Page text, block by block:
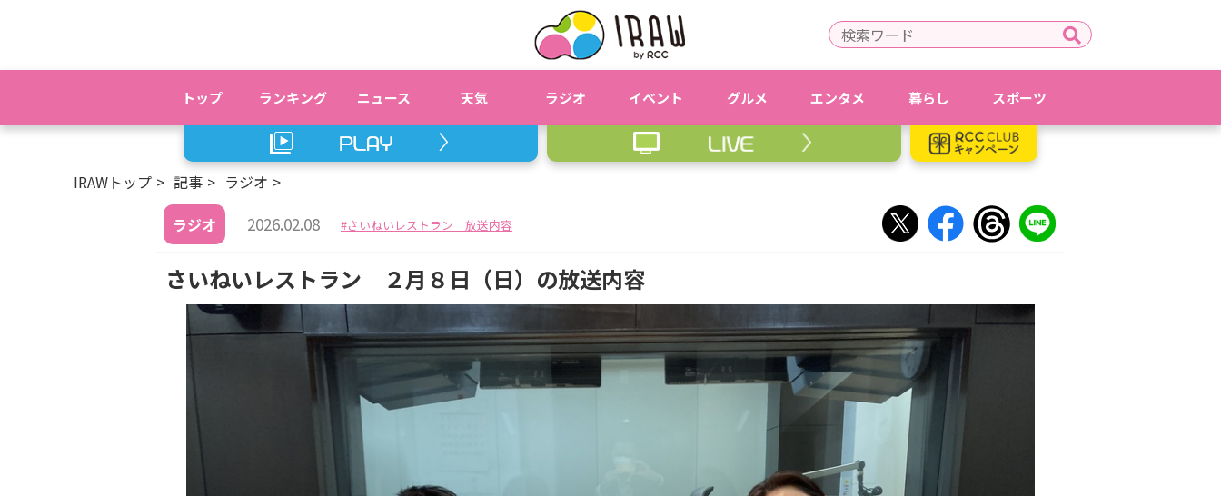
トップ ランキング ニュース 天気 ラジオ イベント グルメ エンタメ 暮らし スポーツ
IRAWトップ 記事
ラジオ
ラジオ
2026.02.08 さいねいレストラン 放送内容
さいねいレストラン ２月８日（日）の放送内容